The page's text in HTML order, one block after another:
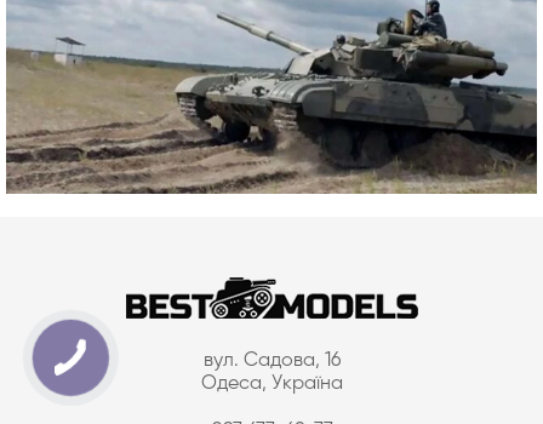
вул. Садова, 16
Одеса, Україна